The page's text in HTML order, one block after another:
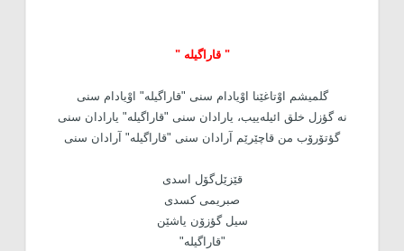
" قاراگیله "
گلمیشم اوْتاغێنا اوْیادام سنی "قاراگیله" اوْیادام سنی
نه گؤزل خلق ائیله‌ییب، یارادان سنی "قاراگیله" یارادان سنی
گؤتۆرۆب من قاچێرێم آرادان سنی "قاراگیله" آرادان سنی
قێزێل‌گۆل اسدی
صبریمی کسدی
سیل گؤزۆن یاشێن
"قاراگیله"